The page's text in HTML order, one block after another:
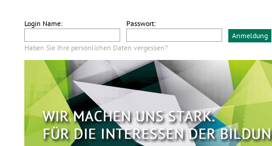
Login Name: Passwort:
Haben Sie Ihre persönlichen Daten vergessen?